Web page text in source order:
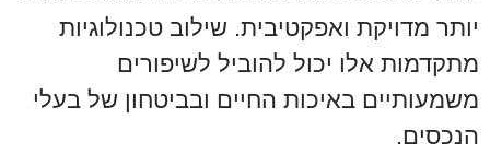
יותר מדויקת ואפקטיבית. שילוב טכנולוגיות
מתקדמות אלו יכול להוביל לשיפורים
משמעותיים באיכות החיים ובביטחון של בעלי
הנכסים.